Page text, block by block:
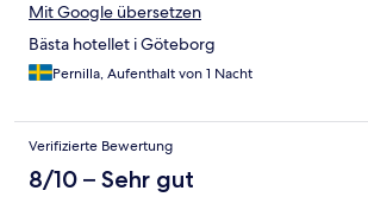
Mit Google übersetzen
Bästa hotellet i Göteborg
Pernilla, Aufenthalt von 1 Nacht
Verifizierte Bewertung
8/10 – Sehr gut